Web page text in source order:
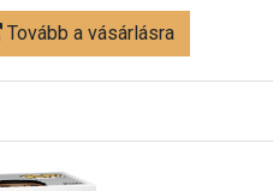
Tovább a vásárlásra